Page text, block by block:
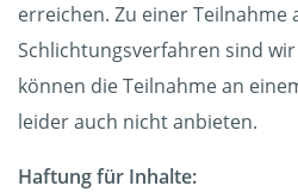
erreichen. Zu einer Teilnahme
Schlichtungsverfahren sind
können die Teilnahme an
leider auch nicht anbieten.
Haftung für Inhalte: